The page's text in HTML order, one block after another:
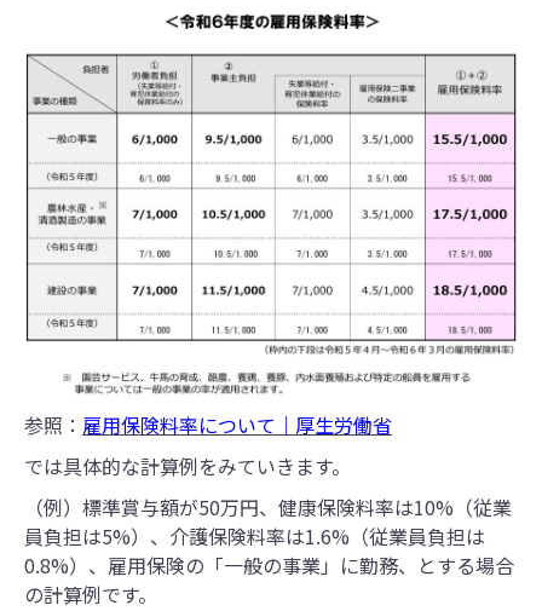
参照： 雇用保険料率について｜厚生労働省
では具体的な計算例をみていきます。
（例）標準賞与額が50万円、健康保険料率は10%（従業
員負担は5%）、介護保険料率は1.6%（従業員負担は
0.8%）、雇用保険の「一般の事業」に勤務、とする場合
の計算例です。